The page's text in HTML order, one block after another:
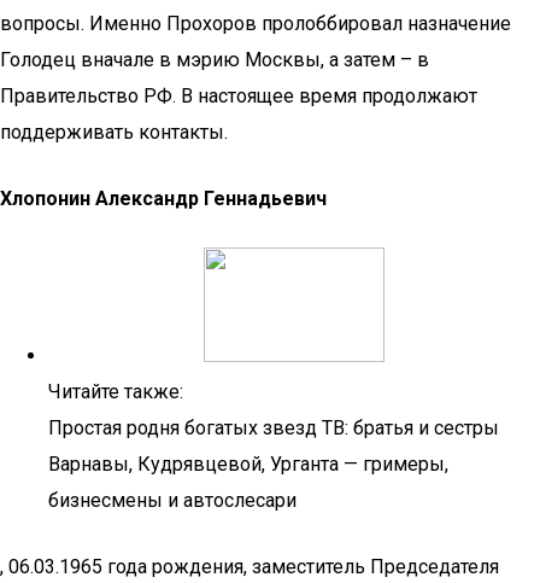
вопросы. Именно Прохоров пролоббировал назначение
Голодец вначале в мэрию Москвы, а затем – в
Правительство РФ. В настоящее время продолжают
поддерживать контакты.
Хлопонин Александр Геннадьевич
Читайте также:
Простая родня богатых звезд ТВ: братья и сестры
Варнавы, Кудрявцевой, Урганта — гримеры,
бизнесмены и автослесари
, 06.03.1965 года рождения, заместитель Председателя